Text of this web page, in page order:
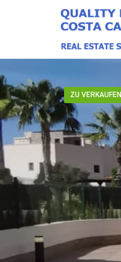
ZU VERKAUFEN